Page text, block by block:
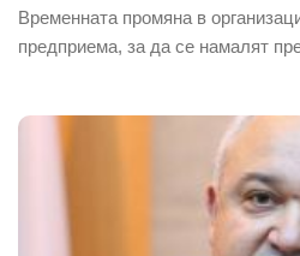
Временната промяна в
предприема, за да се намалят